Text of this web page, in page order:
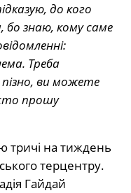
до кого
бо знаю, кому саме
Треба
ви можете
прошу
тричі на тиждень
терцентру.
Гайдай